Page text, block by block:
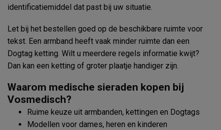
identificatiemiddel dat past bij uw situatie.
Let bij het bestellen goed op de beschikbare ruimte voor
tekst. Een armband heeft vaak minder ruimte dan een
Dogtag ketting. Wilt u meerdere regels informatie kwijt?
Dan kan een ketting of groter plaatje handiger zijn.
Waarom medische sieraden kopen bij
Vosmedisch?
Ruime keuze uit armbanden, kettingen en Dogtags
Modellen voor dames, heren en kinderen